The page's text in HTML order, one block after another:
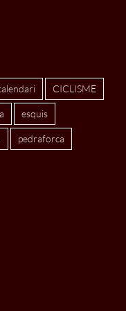
CICLISME
esquis
pedraforca